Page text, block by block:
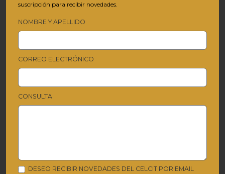
suscripción para recibir novedades.
NOMBRE Y APELLIDO
CORREO ELECTRÓNICO
CONSULTA
DESEO RECIBIR NOVEDADES DEL CELCIT POR EMAIL